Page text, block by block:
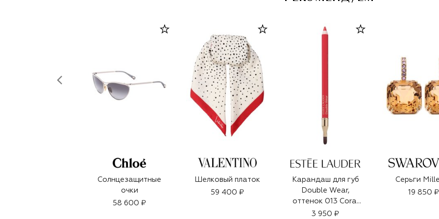
Солнцезащитные
очки
58 600 ₽
Шелковый платок
59 400 ₽
Карандаш для губ
Double Wear,
оттенок 013 Coral
(1,2g)
3 950 ₽
Серьги
19 850 ₽